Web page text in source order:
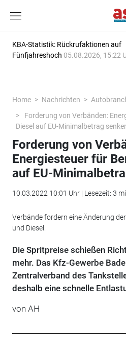
KBA-Statistik: Rückrufaktionen auf
Fünfjahreshoch 05.08.2026, 15:22
Home Nachrichten
Forderung von Verbänden:
Diesel auf EU-Minimalbetrag
Forderung von
Energiesteuer für
auf EU-
10.03.2022 10:01 Uhr | Lesezeit: 3
Verbände fordern eine Änderung
und Diesel.
Die Spritpreise schießen
mehr. Das Kfz-Gewerbe
Zentralverband des
deshalb eine schnelle
von AH